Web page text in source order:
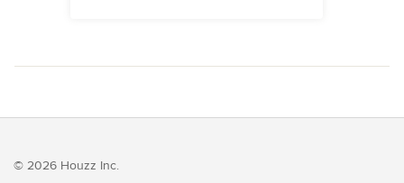
© 2026 Houzz Inc.